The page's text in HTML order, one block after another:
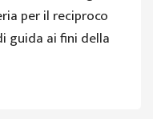
per il reciproco
guida ai fini della